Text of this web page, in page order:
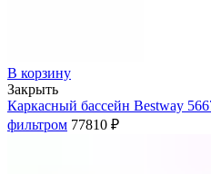
В корзину
Закрыть
Каркасный бассейн Bestway
фильтром 77810 ₽